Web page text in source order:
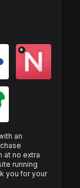
*
an
at no extra
running
you for your